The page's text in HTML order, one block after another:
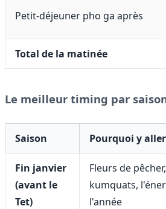
Petit-déjeuner pho ga après
Total de la matinée
Le meilleur timing par
Saison Pourquoi y aller
Fin janvier
(avant le
Tet)
Fleurs de
kumquats,
l'année